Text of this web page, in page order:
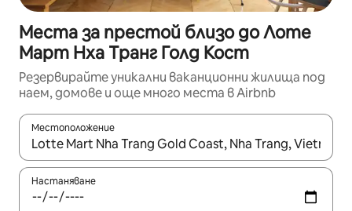
Места за престой близо до Лоте
Март Нха Транг Голд Кост
Резервирайте уникални ваканционни жилища под
наем, домове и още много места в Airbnb
Местоположение
Когато резултатите се покажат, използвайте
Настаняване